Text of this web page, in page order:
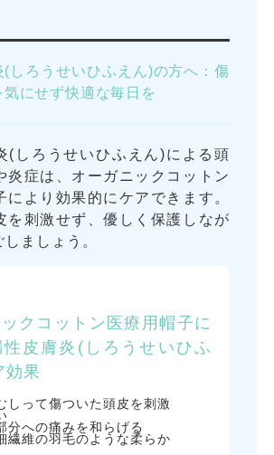
(しろうせいひふえん)の方へ：傷
にせず快適な毎日を
(しろうせいひふえん)による頭
炎症は、オーガニックコットン
により効果的にケアできます。
を刺激せず、優しく保護しなが
ましょう。
クコットン医療用帽子に
性皮膚炎(しろうせいひふ
効果
しって傷ついた頭皮を刺激
分への痛みを和らげる
繊維の羽毛のような柔らか